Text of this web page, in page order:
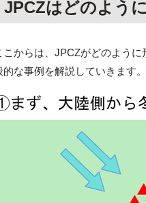
JPCZはどのよう
こからは、JPCZがどのよう
的な事例を解説していきます